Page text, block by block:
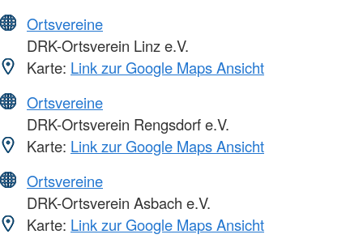
Ortsvereine
DRK-Ortsverein Linz e.V.
Karte: Link zur Google Maps Ansicht
Ortsvereine
DRK-Ortsverein Rengsdorf e.V.
Karte: Link zur Google Maps Ansicht
Ortsvereine
DRK-Ortsverein Asbach e.V.
Karte: Link zur Google Maps Ansicht